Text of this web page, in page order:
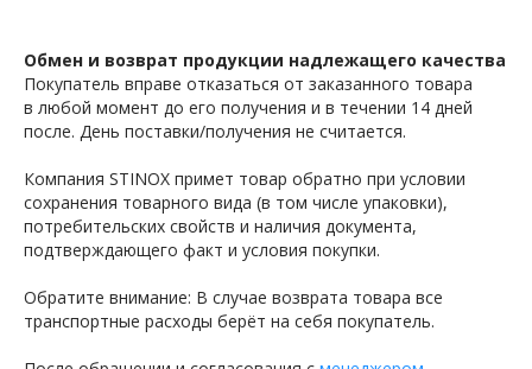
Обмен и возврат продукции надлежащего качества
Покупатель вправе отказаться от заказанного товара
в любой момент до его получения и в течении 14 дней
после. День поставки/получения не считается.
Компания STINOX примет товар обратно при условии
сохранения товарного вида (в том числе упаковки),
потребительских свойств и наличия документа,
подтверждающего факт и условия покупки.
Обратите внимание: В случае возврата товара все
транспортные расходы берёт на себя покупатель.